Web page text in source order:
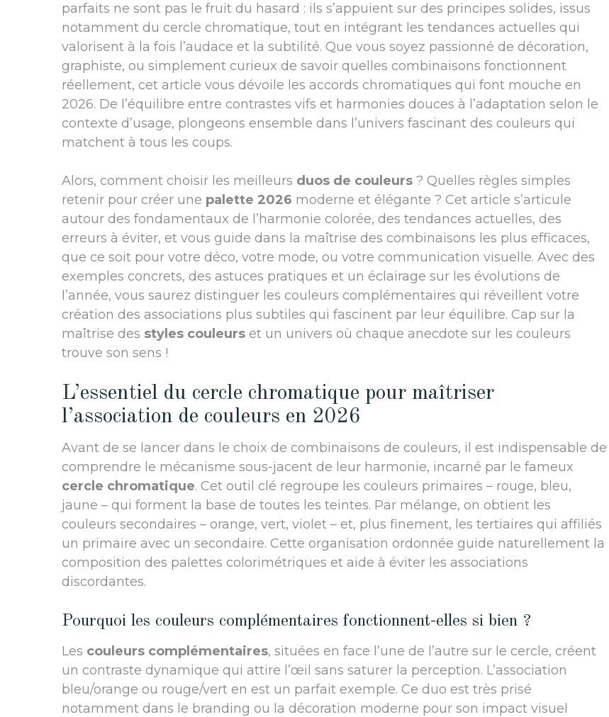
parfaits ne sont pas le fruit du hasard : ils s’appuient sur des principes solides, issus
notamment du cercle chromatique, tout en intégrant les tendances actuelles qui
valorisent à la fois l’audace et la subtilité. Que vous soyez passionné de décoration,
graphiste, ou simplement curieux de savoir quelles combinaisons fonctionnent
réellement, cet article vous dévoile les accords chromatiques qui font mouche en
2026. De l’équilibre entre contrastes vifs et harmonies douces à l’adaptation selon le
contexte d’usage, plongeons ensemble dans l’univers fascinant des couleurs qui
matchent à tous les coups.
Alors, comment choisir les meilleurs duos de couleurs ? Quelles règles simples
retenir pour créer une palette 2026 moderne et élégante ? Cet article s’articule
autour des fondamentaux de l’harmonie colorée, des tendances actuelles, des
erreurs à éviter, et vous guide dans la maîtrise des combinaisons les plus efficaces,
que ce soit pour votre déco, votre mode, ou votre communication visuelle. Avec des
exemples concrets, des astuces pratiques et un éclairage sur les évolutions de
l’année, vous saurez distinguer les couleurs complémentaires qui réveillent votre
création des associations plus subtiles qui fascinent par leur équilibre. Cap sur la
maîtrise des styles couleurs et un univers où chaque anecdote sur les couleurs
trouve son sens !
L’essentiel du cercle chromatique pour maîtriser
l’association de couleurs en 2026
Avant de se lancer dans le choix de combinaisons de couleurs, il est indispensable de
comprendre le mécanisme sous-jacent de leur harmonie, incarné par le fameux
cercle chromatique. Cet outil clé regroupe les couleurs primaires – rouge, bleu,
jaune – qui forment la base de toutes les teintes. Par mélange, on obtient les
couleurs secondaires – orange, vert, violet – et, plus finement, les tertiaires qui affiliés
un primaire avec un secondaire. Cette organisation ordonnée guide naturellement la
composition des palettes colorimétriques et aide à éviter les associations
discordantes.
Pourquoi les couleurs complémentaires fonctionnent-elles si bien ?
Les couleurs complémentaires, situées en face l’une de l’autre sur le cercle, créent
un contraste dynamique qui attire l’œil sans saturer la perception. L’association
bleu/orange ou rouge/vert en est un parfait exemple. Ce duo est très prisé
notamment dans le branding ou la décoration moderne pour son impact visuel